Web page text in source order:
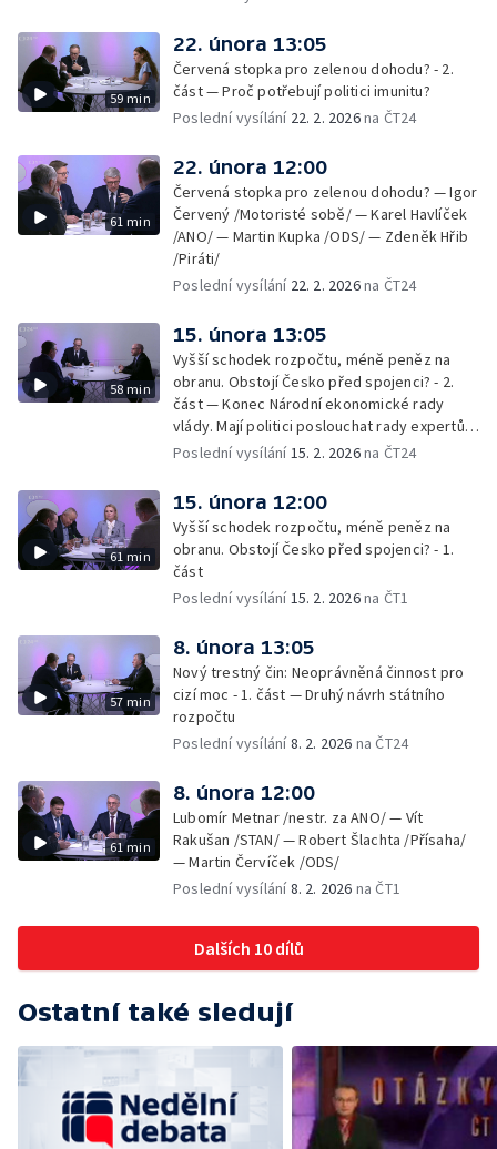
59 min
22. února 13:05
Červená stopka pro zelenou dohodu? - 2.
část — Proč potřebují politici imunitu?
Poslední vysílání 22. 2. 2026na ČT24
61 min
22. února 12:00
Červená stopka pro zelenou dohodu? — Igor
Červený /Motoristé sobě/ — Karel Havlíček
/ANO/ — Martin Kupka /ODS/ — Zdeněk Hřib
/Piráti/
Poslední vysílání 22. 2. 2026na ČT24
58 min
15. února 13:05
Vyšší schodek rozpočtu, méně peněz na
obranu. Obstojí Česko před spojenci? - 2.
část — Konec Národní ekonomické rady
vlády. Mají politici poslouchat rady expertů,
nebo mají svou hlavu?
Poslední vysílání 15. 2. 2026na ČT24
61 min
15. února 12:00
Vyšší schodek rozpočtu, méně peněz na
obranu. Obstojí Česko před spojenci? - 1.
část
Poslední vysílání 15. 2. 2026na ČT1
57 min
8. února 13:05
Nový trestný čin: Neoprávněná činnost pro
cizí moc - 1. část — Druhý návrh státního
rozpočtu
Poslední vysílání8. 2. 2026 na ČT24
61 min
8. února 12:00
Lubomír Metnar /nestr. za ANO/ — Vít
Rakušan /STAN/ — Robert Šlachta /Přísaha/
— Martin Červíček /ODS/
Poslední vysílání8. 2. 2026 na ČT1
Dalších 10 dílů
Ostatní také sledují